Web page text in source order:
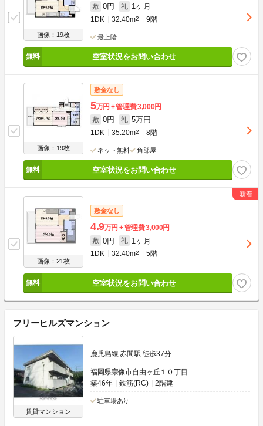
画像：19枚
敷 0円 礼 1ヶ月
1DK 32.40m2 9階
最上階
空室状況をお問い合わせ
画像：19枚
敷金なし
5万円 管理費3,000円
敷 0円 礼 5万円
1DK 35.20m2 8階
ネット無料 角部屋
空室状況をお問い合わせ
画像：21枚
敷金なし
4.9万円 管理費3,000円
敷 0円 礼 1ヶ月
1DK 32.40m2 5階
空室状況をお問い合わせ
フリーヒルズマンション
賃貸マンション
鹿児島線 赤間駅 徒歩37分
福岡県宗像市自由ヶ丘１０丁目
築46年
鉄筋(RC) 2階建
駐車場あり